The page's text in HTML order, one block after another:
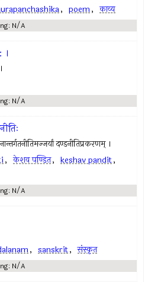
, poem, काव्य
N/A
।
N/A
दण्डनीतिप्रकरणम् ।
, केशव पण्डित, keshav pandit,
N/A
, sanskrit, संस्कृत
N/A